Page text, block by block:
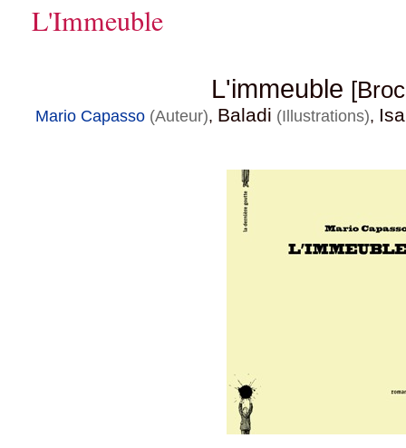
L'Immeuble
L'immeuble
Mario Capasso (Auteur), Baladi (Illustrations),